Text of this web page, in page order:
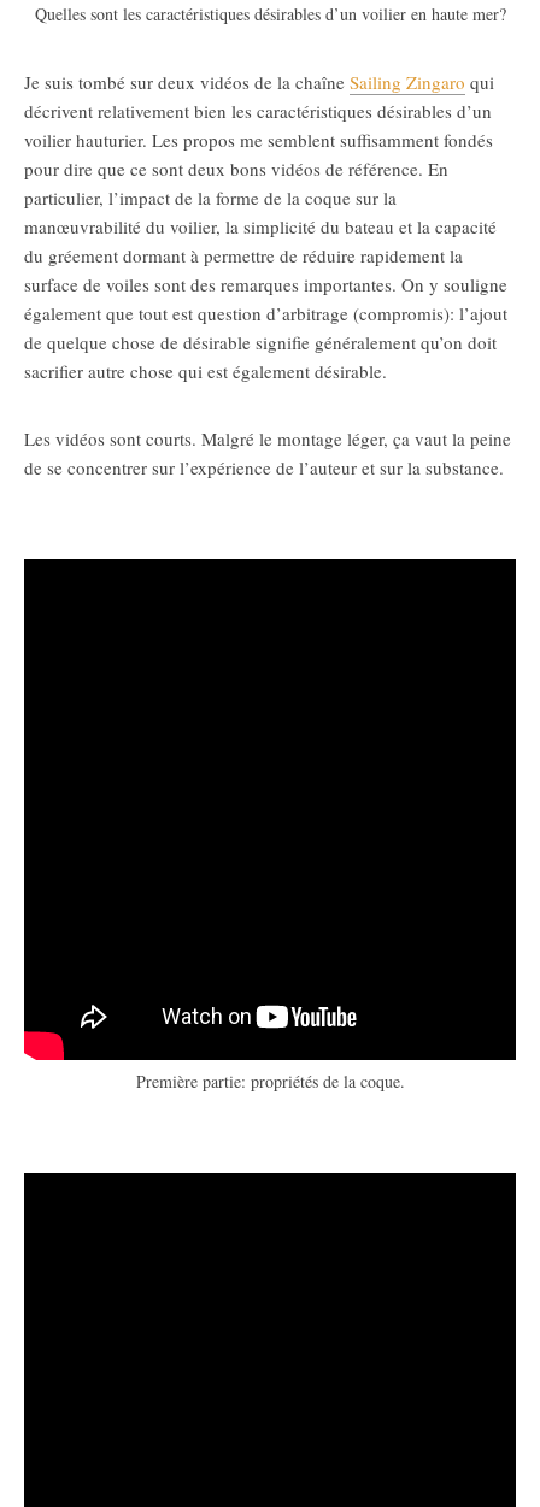
Quelles sont les caractéristiques désirables d’un voilier en haute mer?
Je suis tombé sur deux vidéos de la chaîne Sailing Zingaro qui
décrivent relativement bien les caractéristiques désirables d’un
voilier hauturier. Les propos me semblent suffisamment fondés
pour dire que ce sont deux bons vidéos de référence. En
particulier, l’impact de la forme de la coque sur la
manœuvrabilité du voilier, la simplicité du bateau et la capacité
du gréement dormant à permettre de réduire rapidement la
surface de voiles sont des remarques importantes. On y souligne
également que tout est question d’arbitrage (compromis): l’ajout
de quelque chose de désirable signifie généralement qu’on doit
sacrifier autre chose qui est également désirable.
Les vidéos sont courts. Malgré le montage léger, ça vaut la peine
de se concentrer sur l’expérience de l’auteur et sur la substance.
Première partie: propriétés de la coque.